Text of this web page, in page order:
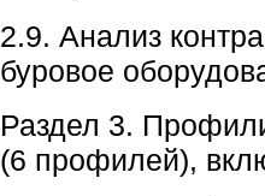
2.9. Анализ
буровое
Раздел 3.
(6 профилей),